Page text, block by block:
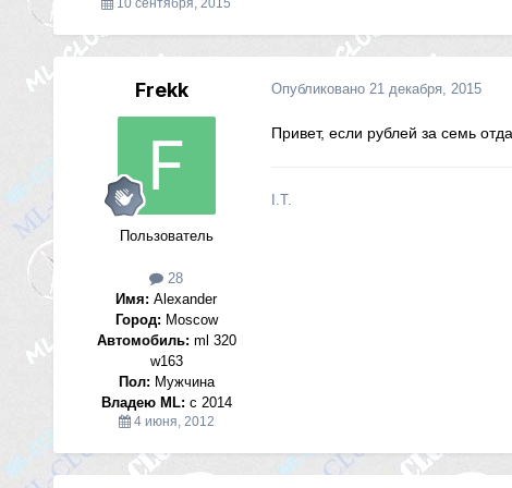
Frekk
Пользователь
28
Имя: Alexander
Город: Moscow
Автомобиль: ml 320
w163
Пол: Мужчина
Владею ML: c 2014
4 июня, 2012
Опубликовано 21 декабря, 2015
Привет, если рублей за семь
I.T.